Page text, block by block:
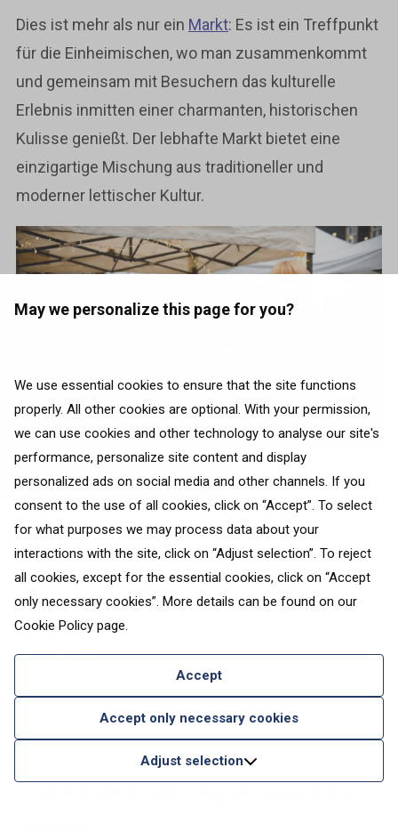
May we personalize this page for you?
We use essential cookies to ensure that the site functions
properly. All other cookies are optional. With your permission,
we can use cookies and other technology to analyse our site's
performance, personalize site content and display
personalized ads on social media and other channels. If you
consent to the use of all cookies, click on “Accept”. To select
for what purposes we may process data about your
interactions with the site, click on “Adjust selection”. To reject
all cookies, except for the essential cookies, click on “Accept
only necessary cookies”. More details can be found on our
Cookie Policy page.
Accept
Accept only necessary cookies
Adjust selection
Dies ist mehr als nur ein Markt: Es ist ein Treffpunkt
für die Einheimischen, wo man zusammenkommt
und gemeinsam mit Besuchern das kulturelle
Erlebnis inmitten einer charmanten, historischen
Kulisse genießt. Der lebhafte Markt bietet eine
einzigartige Mischung aus traditioneller und
moderner lettischer Kultur.
Photo source: Live Riga
Verkosten Sie leckere Käsesorten und
selbstgebackenes Brot, kaufen Sie frisches Obst,
Gemüse und andere Produkte und genießen Sie
dabei die Live-Musik und die ausgelassene
Atmosphäre.